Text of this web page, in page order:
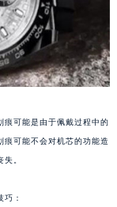
痕可能是由于佩戴过程中的
痕可能不会对机芯的功能造
。
：